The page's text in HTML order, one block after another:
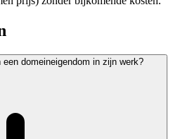
domeineigendom in zijn werk?